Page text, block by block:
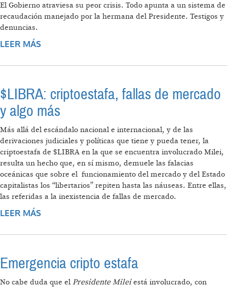
El Gobierno atraviesa su peor crisis. Todo apunta a un sistema de
recaudación manejado por la hermana del Presidente. Testigos y
denuncias.
LEER MÁS
$LIBRA: criptoestafa, fallas de mercado
y algo más
Más allá del escándalo nacional e internacional, y de las
derivaciones judiciales y políticas que tiene y pueda tener, la
criptoestafa de $LIBRA en la que se encuentra involucrado Milei,
resulta un hecho que, en sí mismo, demuele las falacias
oceánicas que sobre el funcionamiento del mercado y del Estado
capitalistas los “libertarios” repiten hasta las náuseas. Entre ellas,
las referidas a la inexistencia de fallas de mercado.
LEER MÁS
Emergencia cripto estafa
No cabe duda que el Presidente Mileiestá involucrado, con